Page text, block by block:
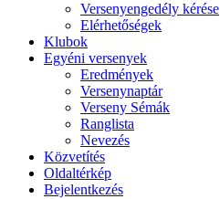
Versenyengedély kérése
Elérhetőségek
Klubok
Egyéni versenyek
Eredmények
Versenynaptár
Verseny Sémák
Ranglista
Nevezés
Közvetítés
Oldaltérkép
Bejelentkezés